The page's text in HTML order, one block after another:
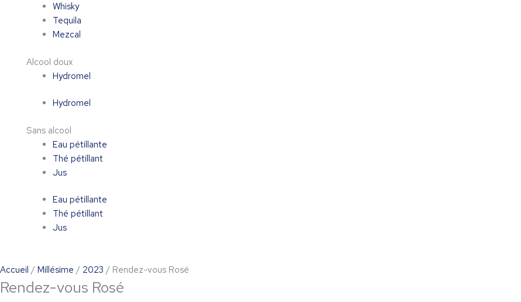
Whisky
Tequila
Mezcal
Alcool doux
Hydromel
Hydromel
Sans alcool
Eau pétillante
Thé pétillant
Jus
Eau pétillante
Thé pétillant
Jus
Accueil / Millésime / 2023 / Rendez-vous Rosé
Rendez-vous Rosé